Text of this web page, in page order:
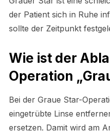
der Patient sich in Ruhe
sollte der Zeitpunkt
Wie ist der
Operation
Bei der Graue Star-
eingetrübte Linse
ersetzen. Damit wird am